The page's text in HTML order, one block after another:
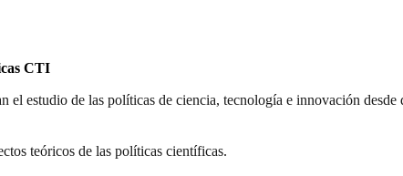
CTI
el estudio de las políticas de ciencia, tecnología e innovación
teóricos de las políticas científicas.